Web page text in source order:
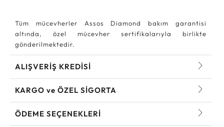
Tüm mücevherler Assos Diamond bakım garantisi
altında, özel mücevher sertifikalarıyla birlikte
gönderilmektedir.
ALIŞVERİŞ KREDİSİ
KARGO ve ÖZEL SİGORTA
ÖDEME SEÇENEKLERİ